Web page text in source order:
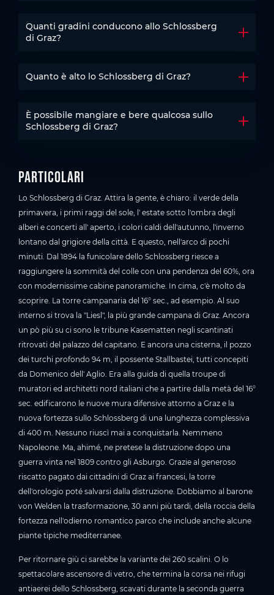
Quanti gradini conducono allo Schlossberg
di Graz?
Aprire
Quanto è alto lo Schlossberg di Graz? Aprire
È possibile mangiare e bere qualcosa sullo
Schlossberg di Graz?
Aprire
Particolari
Lo Schlossberg di Graz. Attira la gente, è chiaro: il verde della
primavera, i primi raggi del sole, l' estate sotto l'ombra degli
alberi e concerti all' aperto, i colori caldi dell'autunno, l'inverno
lontano dal grigiore della città. E questo, nell'arco di pochi
minuti. Dal 1894 la funicolare dello Schlossberg riesce a
raggiungere la sommità del colle con una pendenza del 60%, ora
con modernissime cabine panoramiche. In cima, c'è molto da
scoprire. La torre campanaria del 16° sec., ad esempio. Al suo
interno si trova la "Liesl", la più grande campana di Graz. Ancora
un pò più su ci sono le tribune Kasematten negli scantinati
ritrovati del palazzo del capitano. E ancora una cisterna, il pozzo
dei turchi profondo 94 m, il possente Stallbastei, tutti concepiti
da Domenico dell' Aglio. Era alla guida di quella troupe di
muratori ed architetti nord italiani che a partire dalla metà del 16°
sec. edificarono le nuove mura difensive attorno a Graz e la
nuova fortezza sullo Schlossberg di una lunghezza complessiva
di 400 m. Nessuno riuscì mai a conquistarla. Nemmeno
Napoleone. Ma, ahimé, ne pretese la distruzione dopo una
guerra vinta nel 1809 contro gli Asburgo. Grazie al generoso
riscatto pagato dai cittadini di Graz ai francesi, la torre
dell'orologio poté salvarsi dalla distruzione. Dobbiamo al barone
von Welden la trasformazione, 30 anni più tardi, della roccia della
fortezza nell'odierno romantico parco che include anche alcune
piante tipiche mediterranee.
Per ritornare giù ci sarebbe la variante dei 260 scalini. O lo
spettacolare ascensore di vetro, che termina la corsa nei rifugi
antiaerei dello Schlossberg, scavati durante la seconda guerra